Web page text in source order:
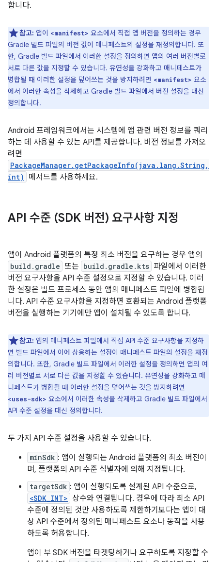
합니다.
참고: 앱이 <manifest> 요소에서 직접 앱 버전을 정의하는 경우
Gradle 빌드 파일의 버전 값이 매니페스트의 설정을 재정의합니다. 또
한, Gradle 빌드 파일에서 이러한 설정을 정의하면 앱의 여러 버전별로
서로 다른 값을 지정할 수 있습니다. 유연성을 강화하고 매니페스트가
병합될 때 이러한 설정을 덮어쓰는 것을 방지하려면 <manifest> 요소
에서 이러한 속성을 삭제하고 Gradle 빌드 파일에서 버전 설정을 대신
정의합니다.
Android 프레임워크에서는 시스템에 앱 관련 버전 정보를 쿼리
하는 데 사용할 수 있는 API를 제공합니다. 버전 정보를 가져오
려면
PackageManager.getPackageInfo(java.lang.String,
int)
메서드를 사용하세요.
API 수준 (SDK 버전) 요구사항 지정
앱이 Android 플랫폼의 특정 최소 버전을 요구하는 경우 앱의
build.gradle 또는 build.gradle.kts 파일에서 이러한
버전 요구사항을 API 수준 설정으로 지정할 수 있습니다. 이러
한 설정은 빌드 프로세스 동안 앱의 매니페스트 파일에 병합됩
니다. API 수준 요구사항을 지정하면 호환되는 Android 플랫폼
버전을 실행하는 기기에만 앱이 설치될 수 있도록 합니다.
참고: 앱의 매니페스트 파일에서 직접 API 수준 요구사항을 지정하
면 빌드 파일에서 이에 상응하는 설정이 매니페스트 파일의 설정을 재정
의합니다. 또한, Gradle 빌드 파일에서 이러한 설정을 정의하면 앱의 여
러 버전별로 서로 다른 값을 지정할 수 있습니다. 유연성을 강화하고 매
니페스트가 병합될 때 이러한 설정을 덮어쓰는 것을 방지하려면
<uses-sdk> 요소에서 이러한 속성을 삭제하고 Gradle 빌드 파일에서
API 수준 설정을 대신 정의합니다.
두 가지 API 수준 설정을 사용할 수 있습니다.
minSdk : 앱이 실행되는 Android 플랫폼의 최소 버전이
며, 플랫폼의 API 수준 식별자에 의해 지정됩니다.
targetSdk : 앱이 실행되도록 설계된 API 수준으로,
<SDK_INT> 상수와 연결됩니다. 경우에 따라 최소 API
수준에 정의된 것만 사용하도록 제한하기보다는 앱이 대
상 API 수준에서 정의된 매니페스트 요소나 동작을 사용
하도록 허용합니다.
앱이 부 SDK 버전을 타겟팅하거나 요구하도록 지정할 수